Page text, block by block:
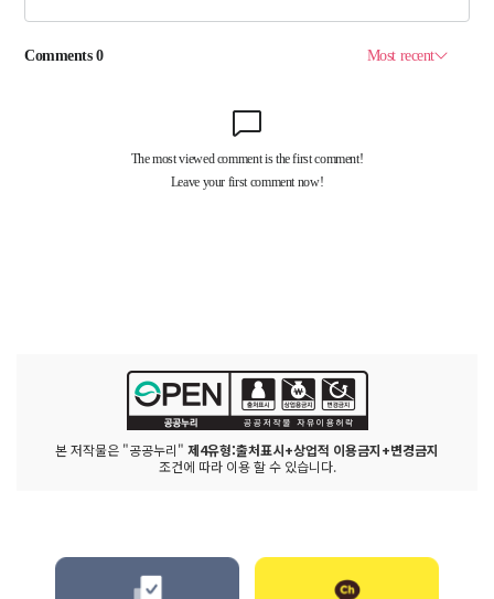
본 저작물은 "공공누리" 제4유형:출처표시+상업적 이용금지+변경금지
조건에 따라 이용 할 수 있습니다.